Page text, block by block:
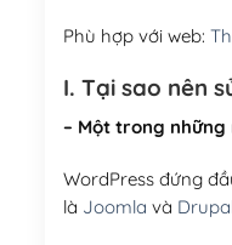
Phù hợp với web:
I. Tại sao nên
– Một trong những
WordPress đứng
là Joomla và